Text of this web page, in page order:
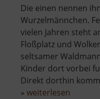
Die einen nennen
Wurzelmännchen.
vielen Jahren steht
Floßplatz und
seltsamer
Kinder dort vorbei
Direkt dorthin
» weiterlesen